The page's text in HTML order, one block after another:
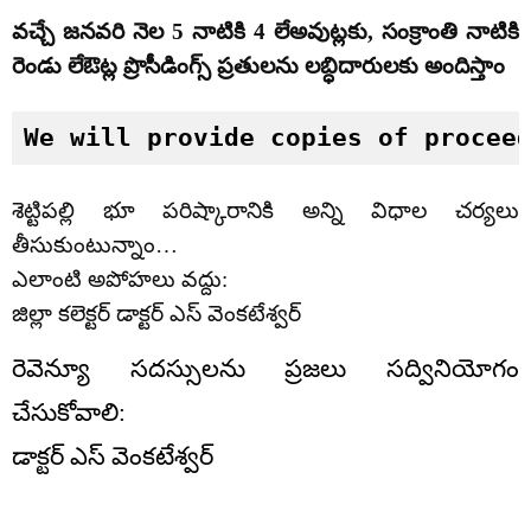
వచ్చే జనవరి నెల 5 నాటికి 4 లేఅవుట్లకు, సంక్రాంతి నాటికి
రెండు లేఔట్ల ప్రొసీడింగ్స్ ప్రతులను లబ్ధిదారులకు అందిస్తాం
We will provide copies of
శెట్టిపల్లి భూ పరిష్కారానికి అన్ని విధాల చర్యలు
తీసుకుంటున్నాం…
ఎలాంటి అపోహలు వద్దు:
జిల్లా కలెక్టర్ డాక్టర్ ఎస్ వెంకటేశ్వర్
రెవెన్యూ సదస్సులను ప్రజలు సద్వినియోగం
చేసుకోవాలి:
డాక్టర్ ఎస్ వెంకటేశ్వర్